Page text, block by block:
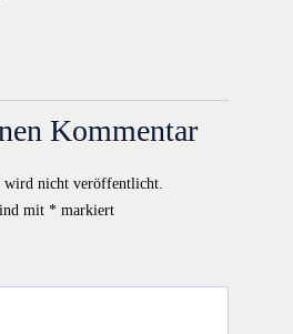
Kommentar
wird nicht veröffentlicht.
mit *markiert